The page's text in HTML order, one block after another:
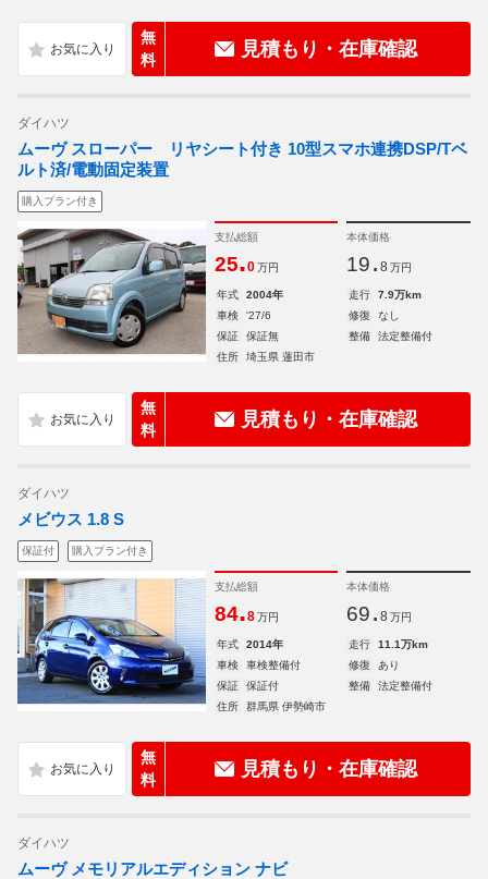
無
料
見積もり・在庫確認
ダイハツ
ムーヴ スローパー リヤシート付き 10型スマホ連携DSP/Tベ
ルト済/電動固定装置
購入プラン付き
支払総額
25.0 万円
本体価格
19. 8 万円
年式 2004年 走行
7.9万km
車検
'27/6 修復
なし
保証
保証無 整備
法定整備付
住所
埼玉県 蓮田市
無
料
見積もり・在庫確認
ダイハツ
メビウス 1.8 S
保証付 購入プラン付き
支払総額
84.8 万円
本体価格
69. 8 万円
年式 2014年 走行
11.1万km
車検
車検整備付 修復
あり
保証
保証付 整備
法定整備付
住所
群馬県 伊勢崎市
無
料
見積もり・在庫確認
ダイハツ
ムーヴ メモリアルエディション ナビ